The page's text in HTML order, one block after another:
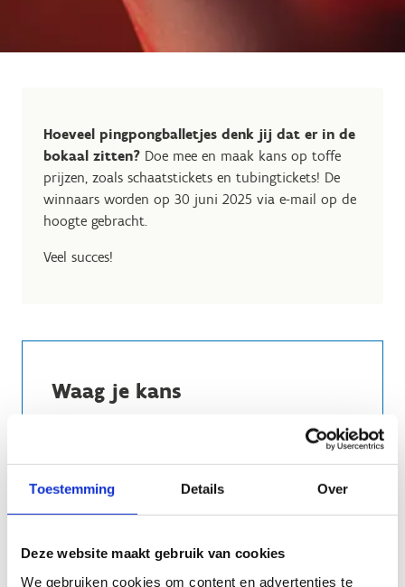
Toestemming Details Over
Deze website maakt gebruik van cookies
We gebruiken cookies om content en advertenties te
Hoeveel pingpongballetjes denk jij dat er in de
bokaal zitten? Doe mee en maak kans op toffe
prijzen, zoals schaatstickets en tubingtickets! De
winnaars worden op 30 juni 2025 via e-mail op de
hoogte gebracht.
Veel succes!
Waag je kans